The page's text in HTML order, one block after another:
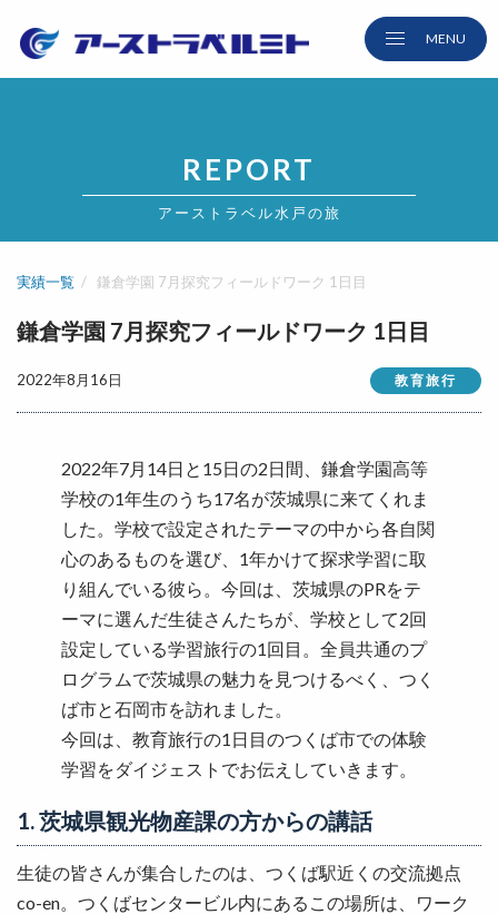
REPORT
アーストラベル水戸の旅
実績一覧 鎌倉学園 7月探究フィールドワーク 1日目
鎌倉学園 7月探究フィールドワーク 1日目
2022年8月16日 教育旅行
2022年7月14日と15日の2日間、鎌倉学園高等
学校の1年生のうち17名が茨城県に来てくれま
した。学校で設定されたテーマの中から各自関
心のあるものを選び、1年かけて探求学習に取
り組んでいる彼ら。今回は、茨城県のPRをテ
ーマに選んだ生徒さんたちが、学校として2回
設定している学習旅行の1回目。全員共通のプ
ログラムで茨城県の魅力を見つけるべく、つく
ば市と石岡市を訪れました。
今回は、教育旅行の1日目のつくば市での体験
学習をダイジェストでお伝えしていきます。
1. 茨城県観光物産課の方からの講話
生徒の皆さんが集合したのは、つくば駅近くの交流拠点
co-en。つくばセンタービル内にあるこの場所は、ワーク